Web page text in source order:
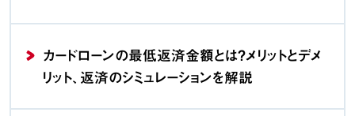
カードローンの最低返済金額とは？メリットとデメ
リット、返済のシミュレーションを解説